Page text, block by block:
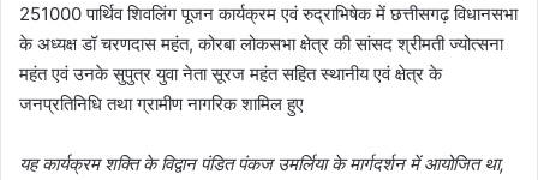
251000 पार्थिव शिवलिंग पूजन कार्यक्रम एवं रुद्राभिषेक में छत्तीसगढ़ विधानसभा
के अध्यक्ष डॉ चरणदास महंत, कोरबा लोकसभा क्षेत्र की सांसद श्रीमती ज्योत्सना
महंत एवं उनके सुपुत्र युवा नेता सूरज महंत सहित स्थानीय एवं क्षेत्र के
जनप्रतिनिधि तथा ग्रामीण नागरिक शामिल हुए
यह कार्यक्रम शक्ति के विद्वान पंडित पंकज उमर्लिया के मार्गदर्शन में आयोजित था,